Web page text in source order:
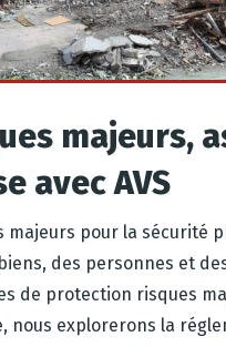
majeurs,
avec AVS
pour la sécurité
des personnes et
de protection risques
explorerons la